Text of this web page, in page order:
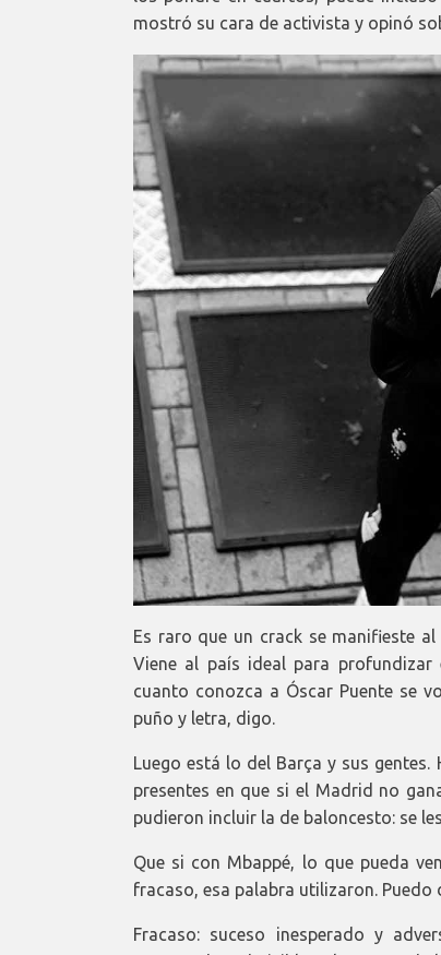
mostró su cara de activista y opinó
Es raro que un crack se manifieste
Viene al país ideal para
cuanto conozca a Óscar Puente se
puño y letra, digo.
Luego está lo del Barça y sus
presentes en que si el Madrid no
pudieron incluir la de baloncesto: se
Que si con Mbappé, lo que pueda
fracaso, esa palabra utilizaron. Puedo
Fracaso: suceso inesperado y